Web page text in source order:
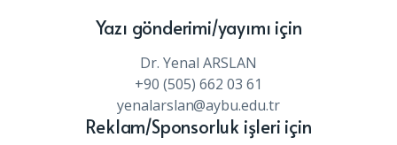
Yazı gönderimi/yayımı için
Dr. Yenal ARSLAN
+90 (505) 662 03 61
yenalarslan@aybu.edu.tr
Reklam/Sponsorluk işleri için